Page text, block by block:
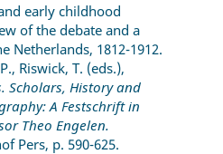
early childhood
of the debate and a
Netherlands, 1812-1912.
Riswick, T. (eds.),
Scholars, History and
A Festschrift in
Theo Engelen.
Pers, p. 590-625.